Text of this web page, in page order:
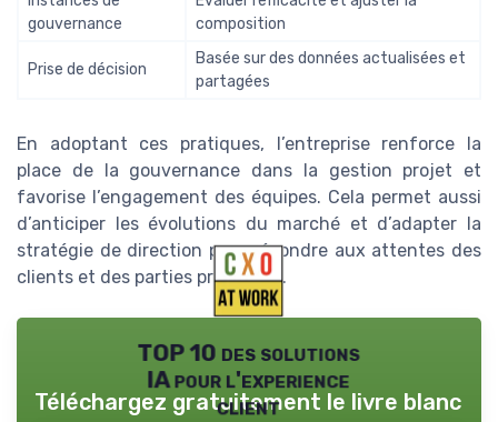
gouvernance
composition
Prise de décision
Basée sur des données actualisées et
partagées
En adoptant ces pratiques, l’entreprise renforce la
place de la gouvernance dans la gestion projet et
favorise l’engagement des équipes. Cela permet aussi
d’anticiper les évolutions du marché et d’adapter la
stratégie de direction pour répondre aux attentes des
clients et des parties prenantes.
TOP 10 des solutions
IA pour l'experience
client
Téléchargez gratuitement le livre blanc